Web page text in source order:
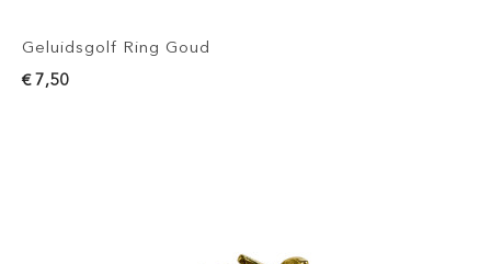
Geluidsgolf Ring Goud
€ 7,50